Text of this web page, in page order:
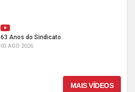
63 Anos do Sindicato
03 AGO 2026
MAIS VÍDEOS